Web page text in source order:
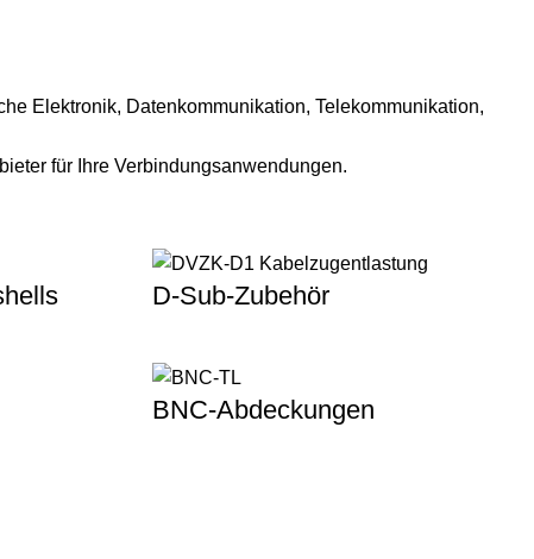
Elektronik, Datenkommunikation, Telekommunikation,
für Ihre Verbindungsanwendungen.
D-Sub-Zubehör
BNC-Abdeckungen